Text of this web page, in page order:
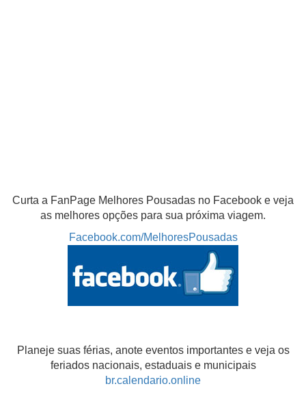
Curta a FanPage Melhores Pousadas no Facebook e veja
as melhores opções para sua próxima viagem.
Facebook.com/MelhoresPousadas
Planeje suas férias, anote eventos importantes e veja os
feriados nacionais, estaduais e municipais
br.calendario.online